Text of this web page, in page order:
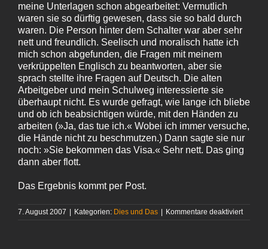
meine Unterlagen schon abgearbeitet: Vermutlich
waren sie so dürftig gewesen, dass sie so bald durch
waren. Die Person hinter dem Schalter war aber sehr
nett und freundlich. Seelisch und moralisch hatte ich
mich schon abgefunden, die Fragen mit meinem
verkrüppelten Englisch zu beantworten, aber sie
sprach stellte ihre Fragen auf Deutsch. Die alten
Arbeitgeber und mein Schulweg interessierte sie
überhaupt nicht. Es wurde gefragt, wie lange ich bliebe
und ob ich beabsichtigen würde, mit den Händen zu
arbeiten (»Ja, das tue ich.« Wobei ich immer versuche,
die Hände nicht zu beschmutzen.) Dann sagte sie nur
noch: »Sie bekommen das Visa.« Sehr nett. Das ging
dann aber flott.
Das Ergebnis kommt per Post.
7. August 2007 | Kategorien: Dies und Das | Kommentare deaktiviertfür